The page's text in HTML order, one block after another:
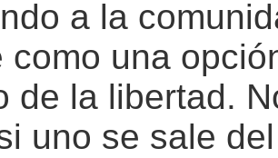
a la
como una
de la libertad.
uno se sale